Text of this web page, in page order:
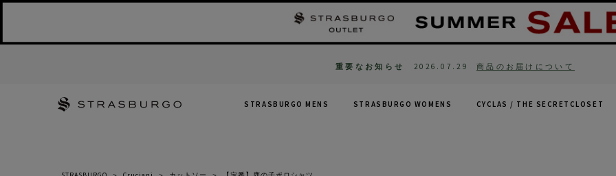
重要なお知らせ 2026.07.29 商品のお届けについて
STRASBURGO MENS STRASBURGO WOMENS CYCLAS / THE SECRETCLOSET